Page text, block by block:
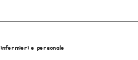
e personale